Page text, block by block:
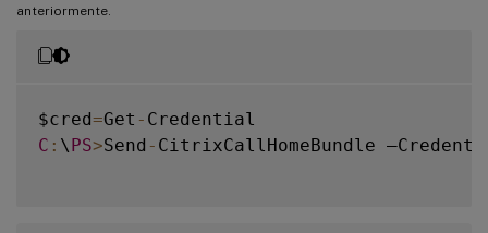
anteriormente.
$cred=Get -
C : \PS>Send - CitrixCallHomeBundle